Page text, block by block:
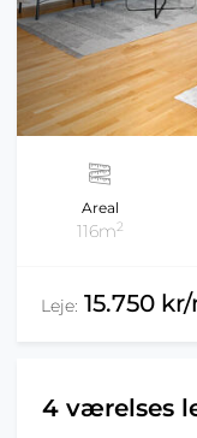
Areal
116m2
Leje: 15.750
4 værelses